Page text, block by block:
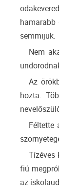
hamarabb
semmijük.
Nem
Az
hozta.
Féltette
Tízéves
fiú
az